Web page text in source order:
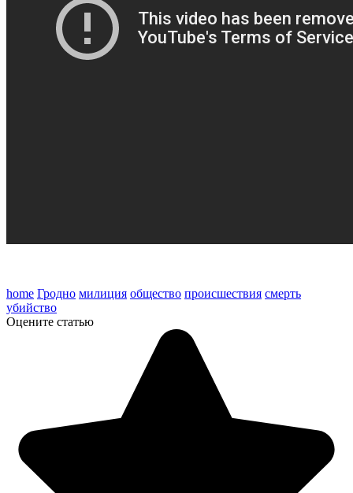
home Гродно милиция общество происшествия смерть
убийство
Оцените статью